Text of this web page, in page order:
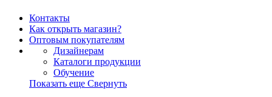
Контакты
Как открыть магазин?
Оптовым покупателям
Дизайнерам
Каталоги продукции
Обучение
Показать еще Свернуть